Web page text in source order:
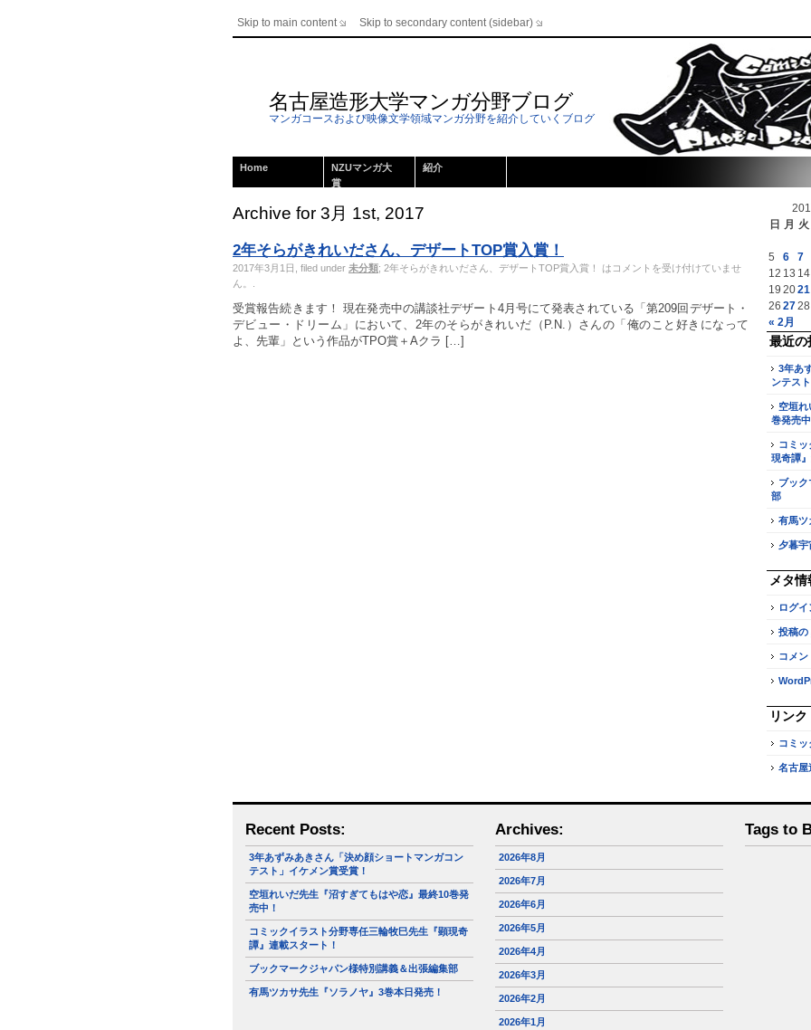
Skip to main content Skip to secondary content (sidebar)
名古屋造形大学マンガ分野ブログ
マンガコースおよび映像文学領域マンガ分野を紹介していくブログ
Home
NZUマンガ大
賞
紹介
Archive for 3月 1st, 2017
2年そらがきれいださん、デザートTOP賞入賞！
2017年3月1日, filed under 未分類; 2年そらがきれいださん、デザートTOP賞入賞！ は コメントを受け付けていませ
ん。
受賞報告続きます！ 現在発売中の講談社デザート4月号にて発表されている「第209回デザート・
デビュー・ドリーム」において、2年のそらがきれいだ（P.N.）さんの「俺のこと好きになって
よ、先輩」という作品がTPO賞＋Aクラ […]
日 月 火
« 2月
5
6 7
12 13 14
19 2021
26 2728
最近の
3年あ
ンテス
空垣
巻発売中
コミ
現奇譚
ブッ
部
有馬ツ
夕暮宇
メタ情
ログイ
投稿の
コメン
リンク
コミ
名古屋
Recent Posts:
3年あずみあきさん「決め顔ショートマンガコン
テスト」イケメン賞受賞！
空垣れいだ先生『沼すぎてもはや恋』最終10巻発
売中！
コミックイラスト分野専任三輪牧巳先生『顕現奇
譚』連載スタート！
ブックマークジャパン様特別講義＆出張編集部
有馬ツカサ先生『ソラノヤ』3巻本日発売！
Archives:
2026年8月
2026年7月
2026年6月
2026年5月
2026年4月
2026年3月
2026年2月
2026年1月
Tags to